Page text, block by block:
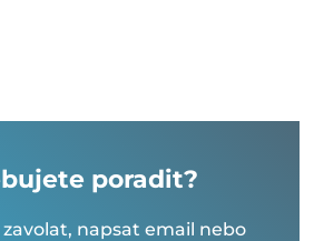
poradit?
napsat email nebo